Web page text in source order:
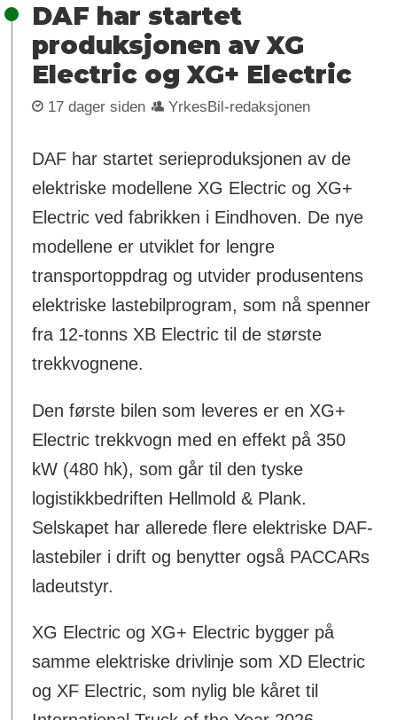
DAF har startet
produksjonen av XG
Electric og XG+ Electric
17 dager siden YrkesBil-redaksjonen
DAF har startet serieproduksjonen av de
elektriske modellene XG Electric og XG+
Electric ved fabrikken i Eindhoven. De nye
modellene er utviklet for lengre
transportoppdrag og utvider produsentens
elektriske lastebilprogram, som nå spenner
fra 12-tonns XB Electric til de største
trekkvognene.
Den første bilen som leveres er en XG+
Electric trekkvogn med en effekt på 350
kW (480 hk), som går til den tyske
logistikkbedriften Hellmold & Plank.
Selskapet har allerede flere elektriske DAF-
lastebiler i drift og benytter også PACCARs
ladeutstyr.
XG Electric og XG+ Electric bygger på
samme elektriske drivlinje som XD Electric
og XF Electric, som nylig ble kåret til